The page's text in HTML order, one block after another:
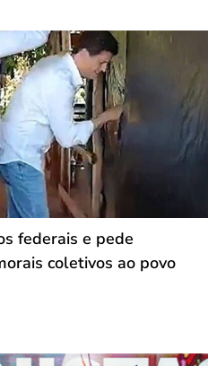
federais e pede
coletivos ao povo